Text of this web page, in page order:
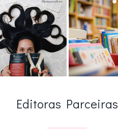
Editoras Parceiras